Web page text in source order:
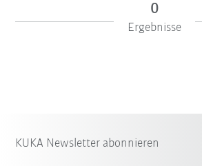
0
Ergebnisse
KUKA Newsletter abonnieren